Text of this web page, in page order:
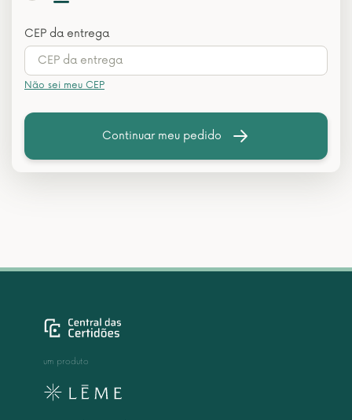
CEP da entrega
Não sei meu CEP
Continuar meu pedido
um produto